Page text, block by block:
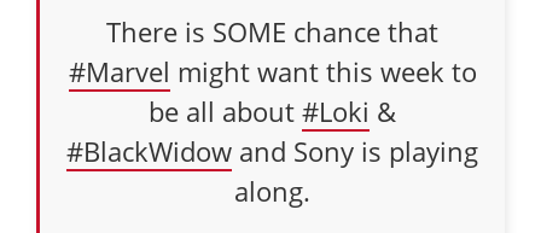
There is SOME chance that
#Marvel might want this week to
be all about #Loki &
#BlackWidow and Sony is playing
along.